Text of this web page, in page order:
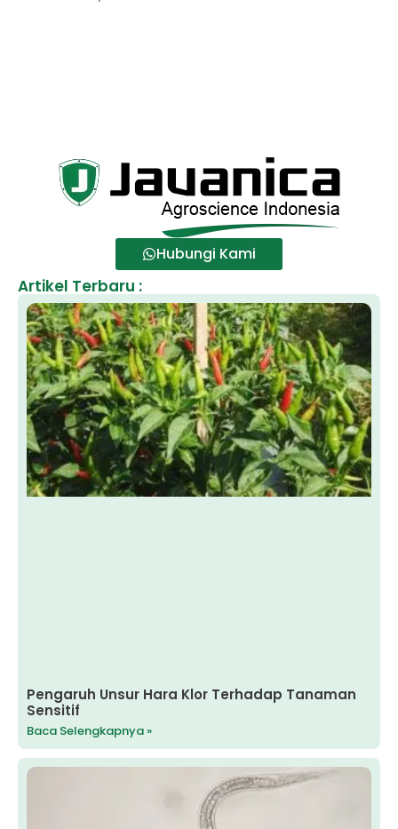
Hubungi Kami
Artikel Terbaru :
Pengaruh Unsur Hara Klor Terhadap Tanaman
Sensitif
Baca Selengkapnya »